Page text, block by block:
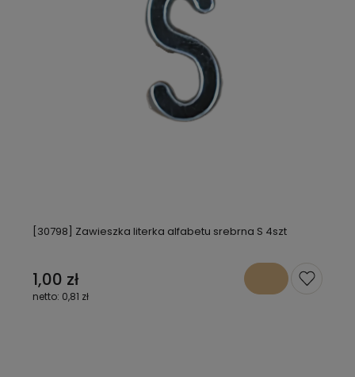
[30798] Zawieszka literka alfabetu srebrna S 4szt
1,00 zł
0,81 zł